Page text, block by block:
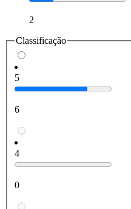
2
Classificação
5
6
4
0